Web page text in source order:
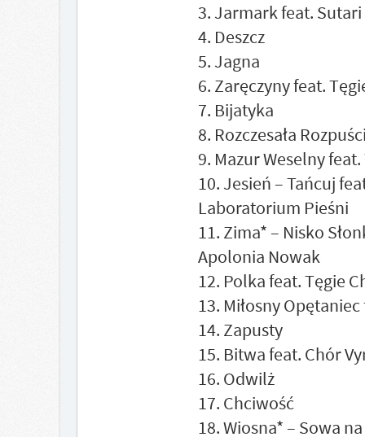
3. Jarmark feat. Sutari
4. Deszcz
5. Jagna
6. Zaręczyny feat.
7. Bijatyka
8. Rozczesała
9. Mazur Weselny
10. Jesień – Tańcuj
Laboratorium Pieśni
11. Zima* – Nisko
Apolonia Nowak
12. Polka feat. Tęgie
13. Miłosny
14. Zapusty
15. Bitwa feat. Chór
16. Odwilż
17. Chciwość
18. Wiosna* – Sowa